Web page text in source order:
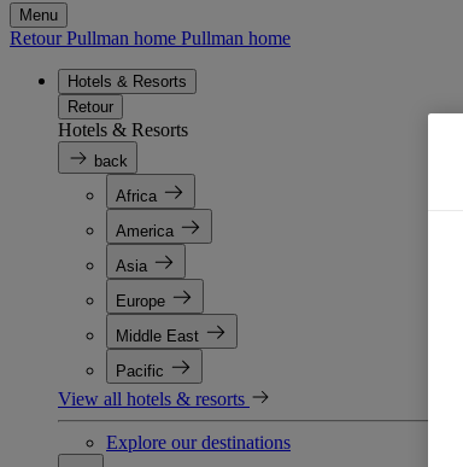
Menu
Retour Pullman home Pullman home
Hotels & Resorts
Retour
Hotels & Resorts
back
Africa
America
Asia
Europe
Middle East
Pacific
View all hotels & resorts
Explore our destinations